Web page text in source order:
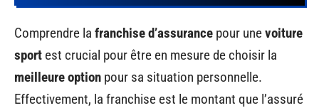
Comprendre la franchise d’assurance pour unevoiture
sport est crucial pour être en mesure de choisir la
meilleure option pour sa situation personnelle.
Effectivement, la franchise est le montant que l’assuré